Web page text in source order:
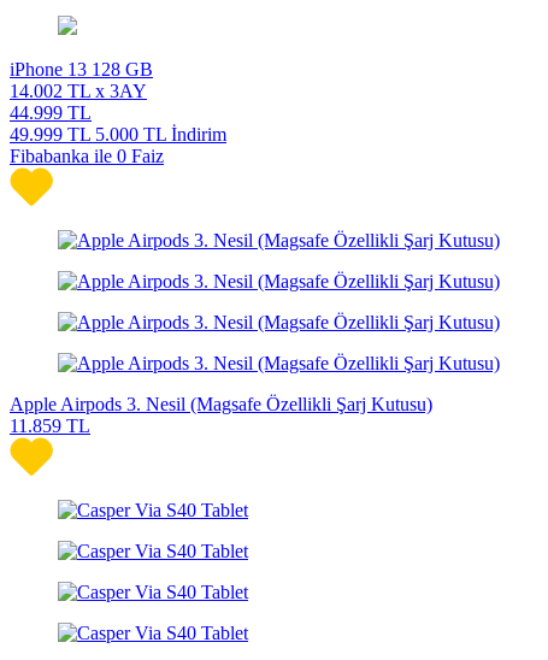
iPhone 13 128 GB
14.002 TL x 3AY
44.999 TL
49.999 TL 5.000 TL İndirim
Fibabanka ile 0 Faiz
Apple Airpods 3. Nesil (Magsafe Özellikli Şarj Kutusu)
11.859 TL